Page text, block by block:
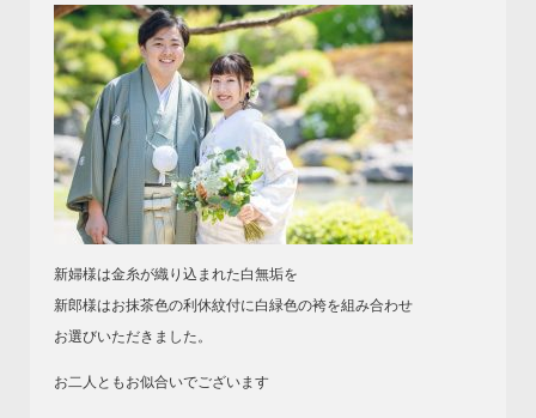
新婦様は金糸が織り込まれた白無垢を
新郎様はお抹茶色の利休紋付に白緑色の袴を組み合わせ
お選びいただきました。
お二人ともお似合いでございます